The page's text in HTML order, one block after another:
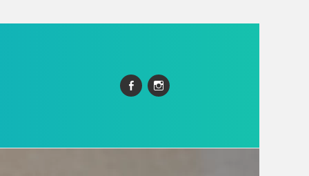
FacebookInstagram